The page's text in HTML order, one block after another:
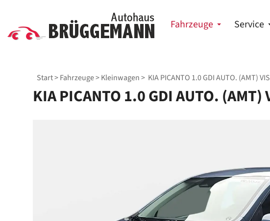
Fahrzeuge Service
Start>Fahrzeuge>Kleinwagen> KIA PICANTO 1.0 GDI AUTO. (AMT)
KIA PICANTO 1.0 GDI AUTO.